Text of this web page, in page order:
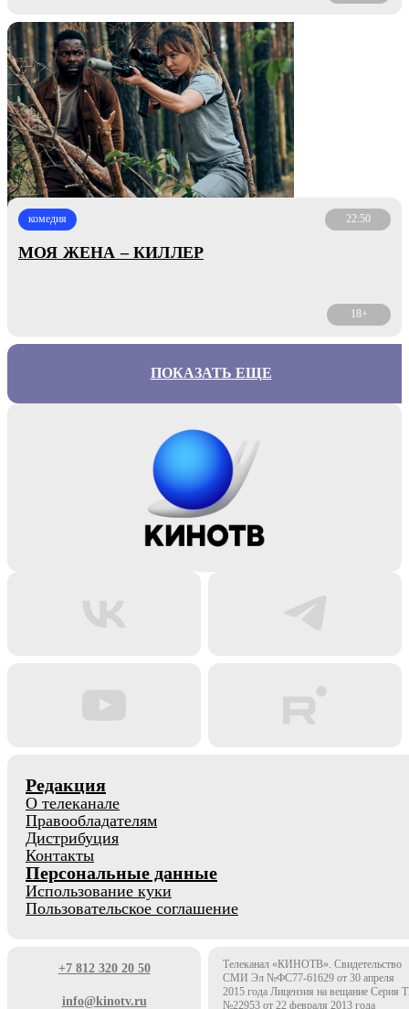
комедия 22:50
МОЯ ЖЕНА – КИЛЛЕР
18+
ПОКАЗАТЬ ЕЩЕ
Редакция
О телеканале
Правообладателям
Дистрибуция
Контакты
Персональные данные
Использование куки
Пользовательское соглашение
+7 812 320 20 50
info@kinotv.ru
Телеканал «КИНОТВ». Свидетельство
СМИ Эл №ФС77-61629 от 30 апреля
2015 года Лицензия на вещание Серия
№22953 от 22 февраля 2013 года